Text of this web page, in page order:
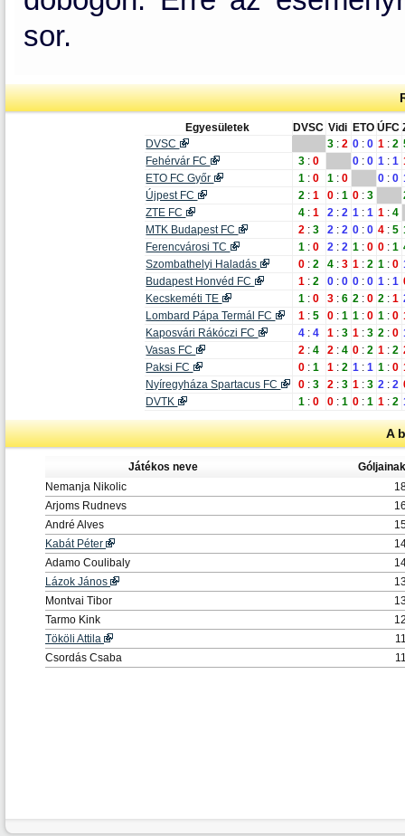
sor.
Egyesületek DVSC Vidi ETO ÚFC
DVSC
3 : 2 0 : 0 1 : 2
Fehérvár FC
3 : 0 0 : 0 1 : 1
ETO FC Győr
1 : 0 1 : 0 0 : 0
Újpest FC
2 : 1 0 : 1 0 : 3
ZTE FC
4 : 1 2 : 2 1 : 1 1 : 4
MTK Budapest FC
2 : 3 2 : 2 0 : 0 4 : 5
Ferencvárosi TC
1 : 0 2 : 2 1 : 0 0 : 1
Szombathelyi Haladás
0 : 2 4 : 3 1 : 2 1 : 0
Budapest Honvéd FC
1 : 2 0 : 0 0 : 0 1 : 1
Kecskeméti TE
1 : 0 3 : 6 2 : 0 2 : 1
Lombard Pápa Termál FC
1 : 5 0 : 1 1 : 0 1 : 0
Kaposvári Rákóczi FC
4 : 4 1 : 3 1 : 3 2 : 0
Vasas FC
2 : 4 2 : 4 0 : 2 1 : 2
Paksi FC
0 : 1 1 : 2 1 : 1 1 : 0
Nyíregyháza Spartacus FC
0 : 3 2 : 3 1 : 3 2 : 2
DVTK
1 : 0 0 : 1 0 : 1 1 : 2
A
Játékos neve
Nemanja Nikolic
Arjoms Rudnevs
André Alves
Kabát Péter
Adamo Coulibaly
Lázok János
Montvai Tibor
Tarmo Kink
Tököli Attila
Csordás Csaba